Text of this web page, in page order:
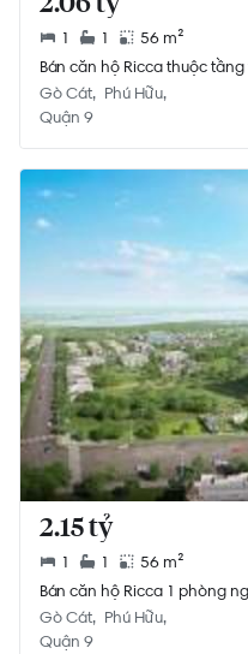
2.06 tỷ
1 1
56 m²
Bán căn hộ Ricca thuộc
ngủ, ban công hướng Tây Bắc.
Gò Cát
Phú Hữu
Quận 9
2.15 tỷ
1 1
56 m²
Bán căn hộ Ricca 1 phòng
56m2, ban công hướng Tây
Gò Cát
Phú Hữu
Quận 9